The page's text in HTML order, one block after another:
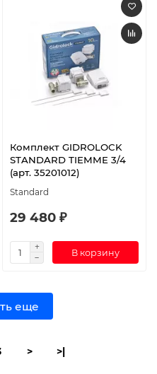
Комплект GIDROLOCK
STANDARD TIEMME 3/4
(арт. 35201012)
Standard
29 480 ₽
В корзину
еще
> >|